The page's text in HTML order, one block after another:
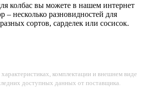
колбас вы можете в нашем интернет
– несколько разновидностей для
сортов, сарделек или сосисок.
комплектации и внешнем виде
доступных данных от поставщика.